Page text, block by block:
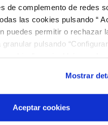
de complemento de redes
las cookies pulsando “
puedes permitir o rechazar
pulsando
para que el sitio web
desactivar. Puedes
en nuestraPolítica de
Mostrar
Aceptar cookies
gravas, etc.) hasta una
de vertido
de pértiga y grabadora
daños y registrar